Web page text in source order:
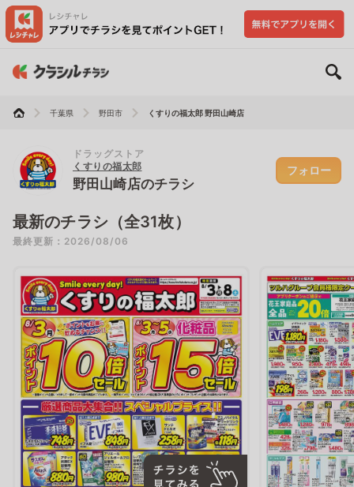
千葉県 野田市 くすりの福太郎 野田山崎店
ドラッグストア
くすりの福太郎
野田山崎店のチラシ
フォロー
最新のチラシ（全31枚）
最終更新：2026/08/06